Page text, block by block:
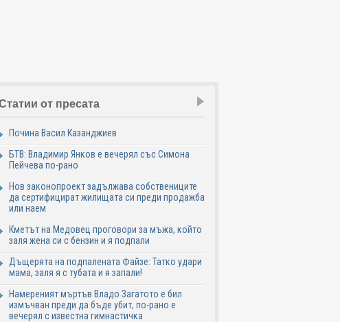
от пресата
Почина Васил Казанджиев
БТВ: Владимир Янков е вечерял със Симона
Пейчева по-рано
Нов законопроект задължава собствениците
да сертифицират жилищата си преди продажба
или наем
Кметът на Медовец проговори за мъжа, който
заля жена си с бензин и я подпали
Дъщерята на подпалената Файзе: Татко удари
мама, заля я с тубата и я запали!
Намереният мъртъв Владо Загатото е бил
измъчван преди да бъде убит, по-рано е
вечерял с известна гимнастичка